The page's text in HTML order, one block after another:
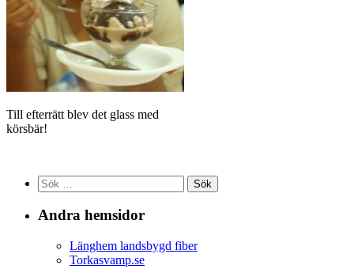
Till efterrätt blev det glass med
körsbär!
Sök
efter:
Andra hemsidor
Länghem landsbygd fiber
Torkasvamp.se